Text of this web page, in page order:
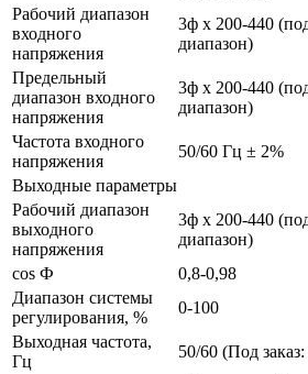
Рабочий диапазон
входного
напряжения
3ф х 200-440
диапазон)
Предельный
диапазон входного
напряжения
3ф х 200-440
диапазон)
Частота входного
напряжения
50/60 Гц ± 2%
Выходные параметры
Рабочий диапазон
выходного
напряжения
3ф х 200-440
диапазон)
cos Ф
0,8-0,98
Диапазон системы
регулирования, %
0-100
Выходная частота,
Гц
50/60 (Под